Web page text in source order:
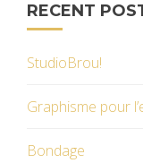
RECENT
StudioBrou!
Graphisme pour
Bondage